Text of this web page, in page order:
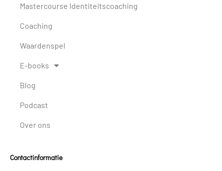
Mastercourse Identiteitscoaching
Coaching
Waardenspel
E-books
Blog
Podcast
Over ons
Contactinformatie